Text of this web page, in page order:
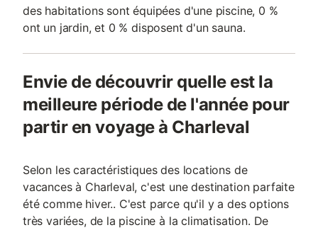
des habitations sont équipées d'une piscine, 0 %
ont un jardin, et 0 % disposent d'un sauna.
Envie de découvrir quelle est la
meilleure période de l'année pour
partir en voyage à Charleval
Selon les caractéristiques des locations de
vacances à Charleval, c'est une destination parfaite
été comme hiver.. C'est parce qu'il y a des options
très variées, de la piscine à la climatisation. De